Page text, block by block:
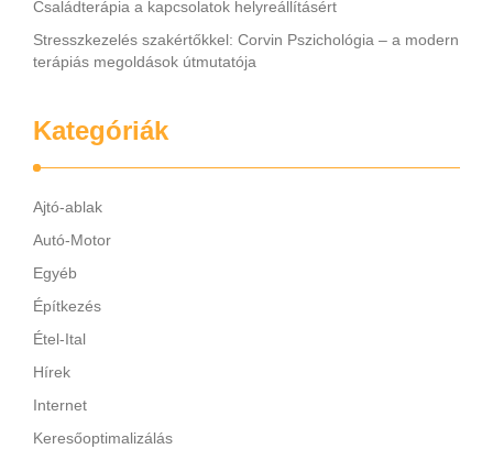
Családterápia a kapcsolatok helyreállításért
Stresszkezelés szakértőkkel: Corvin Pszichológia – a modern
terápiás megoldások útmutatója
Kategóriák
Ajtó-ablak
Autó-Motor
Egyéb
Építkezés
Étel-Ital
Hírek
Internet
Keresőoptimalizálás